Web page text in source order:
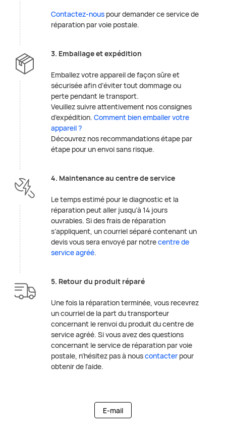
Contactez-nouspour demander ce service de
réparation par voie postale.
3. Emballage et expédition
Emballez votre appareil de façon sûre et
sécurisée afin d’éviter tout dommage ou
perte pendant le transport.
Veuillez suivre attentivement nos consignes
d’expédition. Comment bien emballer votre
appareil ?
Découvrez nos recommandations étape par
étape pour un envoi sans risque.
4. Maintenance au centre de service
Le temps estimé pour le diagnostic et la
réparation peut aller jusqu’à 14 jours
ouvrables. Si des frais de réparation
s’appliquent, un courriel séparé contenant un
devis vous sera envoyé par notrecentre de
service agréé.
5. Retour du produit réparé
Une fois la réparation terminée, vous recevrez
un courriel de la part du transporteur
concernant le renvoi du produit du centre de
service agréé. Si vous avez des questions
concernant le service de réparation par voie
postale, n’hésitez pas à nouscontacterpour
obtenir de l’aide.
E-mail